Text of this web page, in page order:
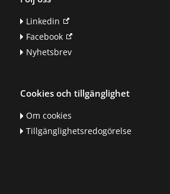
Linkedin
Facebook
Nyhetsbrev
Cookies och tillgänglighet
Om cookies
Tillgänglighetsredogörelse